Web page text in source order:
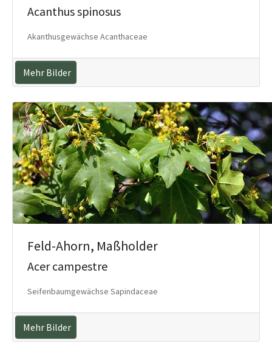
Acanthus spinosus
Akanthusgewächse Acanthaceae
Mehr Bilder
Feld-Ahorn, Maßholder
Acer campestre
Seifenbaumgewächse Sapindaceae
Mehr Bilder